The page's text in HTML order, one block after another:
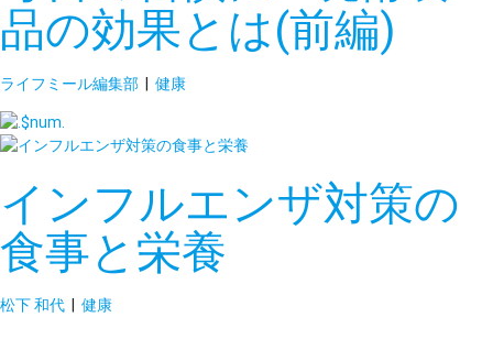
品の効果とは(前編)
ライフミール編集部 | 健康
インフルエンザ対策の
食事と栄養
松下 和代 健康